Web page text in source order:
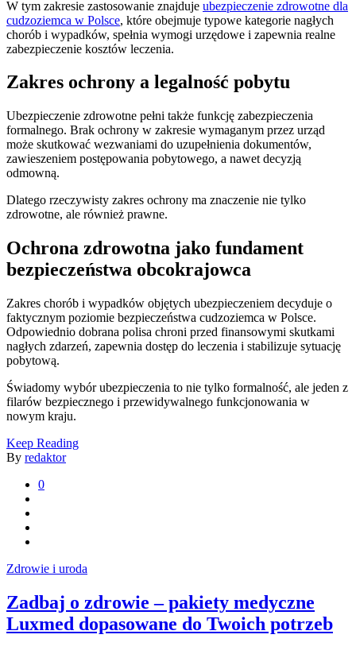
W tym zakresie zastosowanie znajduje ubezpieczenie zdrowotne dla
cudzoziemca w Polsce, które obejmuje typowe kategorie nagłych
chorób i wypadków, spełnia wymogi urzędowe i zapewnia realne
zabezpieczenie kosztów leczenia.
Zakres ochrony a legalność pobytu
Ubezpieczenie zdrowotne pełni także funkcję zabezpieczenia
formalnego. Brak ochrony w zakresie wymaganym przez urząd
może skutkować wezwaniami do uzupełnienia dokumentów,
zawieszeniem postępowania pobytowego, a nawet decyzją
odmowną.
Dlatego rzeczywisty zakres ochrony ma znaczenie nie tylko
zdrowotne, ale również prawne.
Ochrona zdrowotna jako fundament
bezpieczeństwa obcokrajowca
Zakres chorób i wypadków objętych ubezpieczeniem decyduje o
faktycznym poziomie bezpieczeństwa cudzoziemca w Polsce.
Odpowiednio dobrana polisa chroni przed finansowymi skutkami
nagłych zdarzeń, zapewnia dostęp do leczenia i stabilizuje sytuację
pobytową.
Świadomy wybór ubezpieczenia to nie tylko formalność, ale jeden z
filarów bezpiecznego i przewidywalnego funkcjonowania w
nowym kraju.
Keep Reading
By redaktor
0
Zdrowie i uroda
Zadbaj o zdrowie – pakiety medyczne
Luxmed dopasowane do Twoich potrzeb